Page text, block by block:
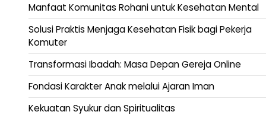
Manfaat Komunitas Rohani untuk Kesehatan Mental
Solusi Praktis Menjaga Kesehatan Fisik bagi Pekerja
Komuter
Transformasi Ibadah: Masa Depan Gereja Online
Fondasi Karakter Anak melalui Ajaran Iman
Kekuatan Syukur dan Spiritualitas